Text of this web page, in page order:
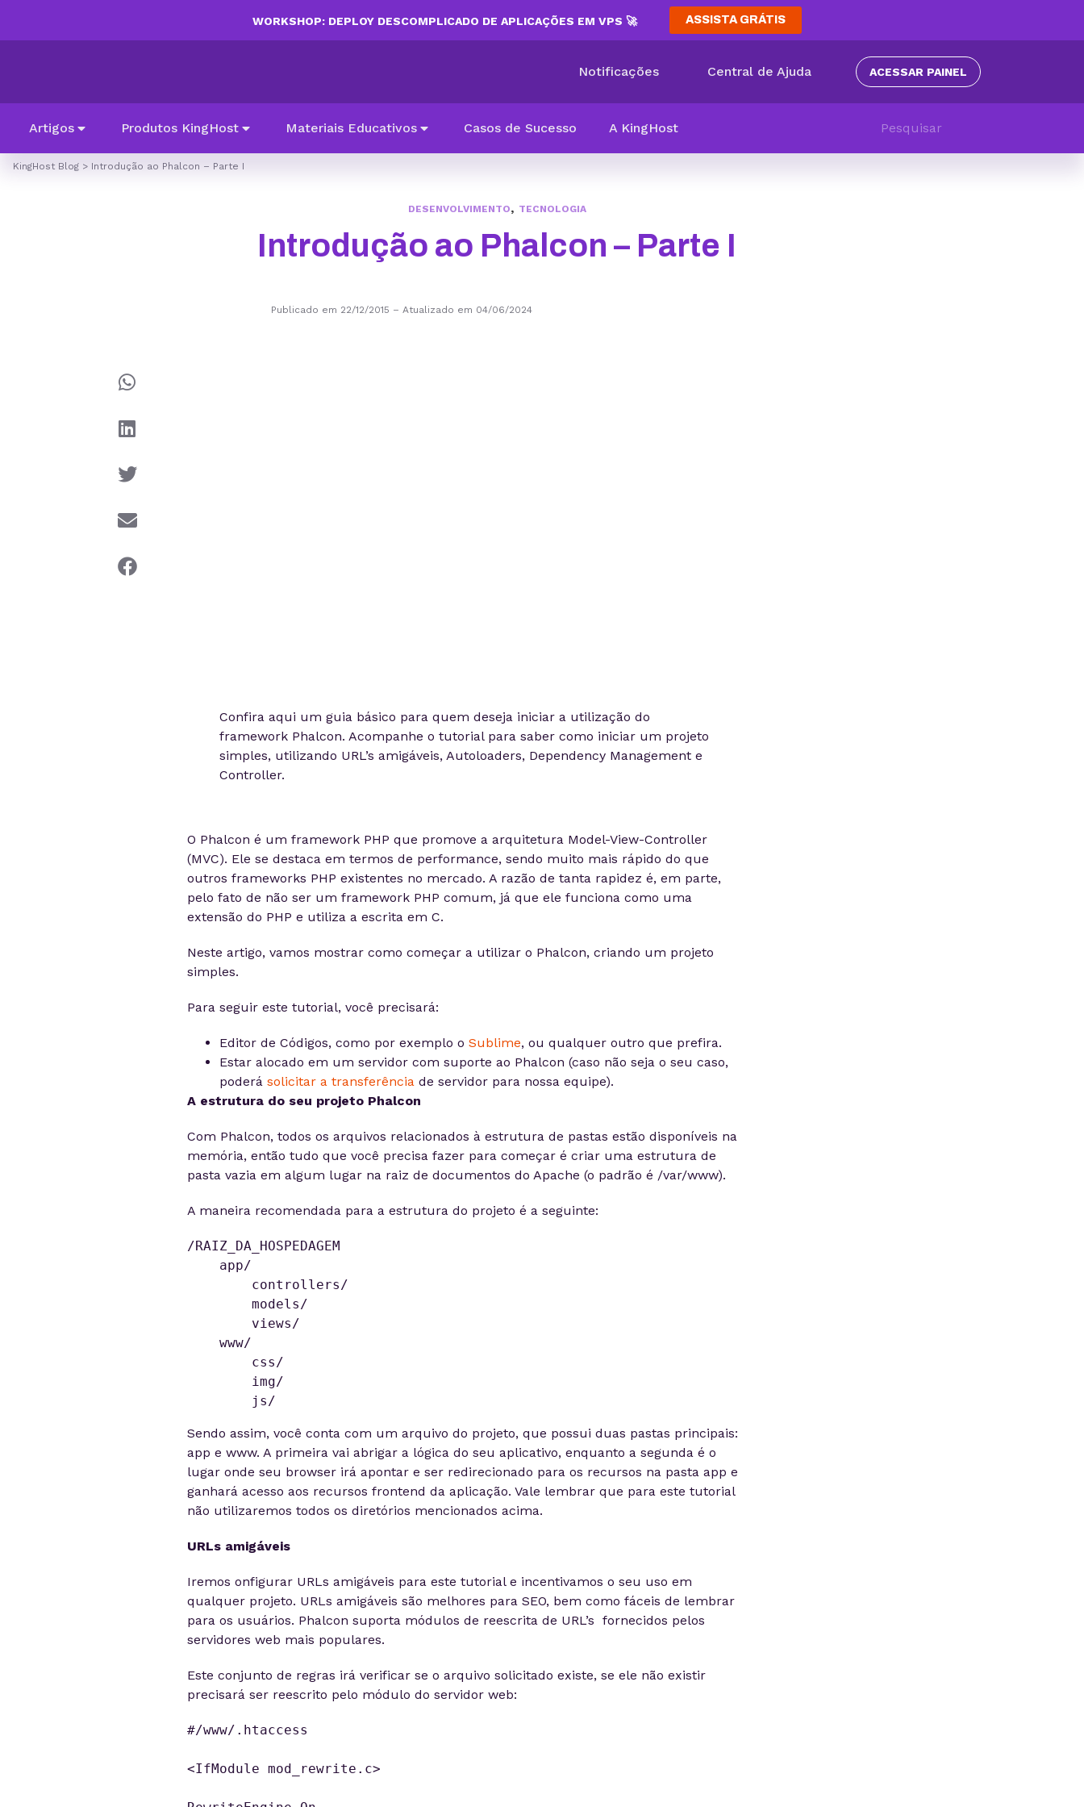
WORKSHOP: DEPLOY DESCOMPLICADO DE APLICAÇÕES EM VPS 🚀 ASSISTA GRÁTIS
Notificações Central de Ajuda ACESSAR PAINEL
Artigos Produtos KingHost Materiais Educativos Casos de Sucesso A KingHost
KingHost Blog > Introdução ao Phalcon – Parte I
DESENVOLVIMENTO, TECNOLOGIA
Introdução ao Phalcon – Parte I
Publicado em 22/12/2015 – Atualizado em 04/06/2024
Confira aqui um guia básico para quem deseja iniciar a utilização do
framework Phalcon. Acompanhe o tutorial para saber como iniciar um projeto
simples, utilizando URL’s amigáveis, Autoloaders, Dependency Management e
Controller.
O Phalcon é um framework PHP que promove a arquitetura Model-View-Controller
(MVC). Ele se destaca em termos de performance, sendo muito mais rápido do que
outros frameworks PHP existentes no mercado. A razão de tanta rapidez é, em parte,
pelo fato de não ser um framework PHP comum, já que ele funciona como uma
extensão do PHP e utiliza a escrita em C.
Neste artigo, vamos mostrar como começar a utilizar o Phalcon, criando um projeto
simples.
Para seguir este tutorial, você precisará:
Editor de Códigos, como por exemplo o Sublime, ou qualquer outro que prefira.
Estar alocado em um servidor com suporte ao Phalcon (caso não seja o seu caso,
poderá solicitar a transferênciade servidor para nossa equipe).
A estrutura do seu projeto Phalcon
Com Phalcon, todos os arquivos relacionados à estrutura de pastas estão disponíveis na
memória, então tudo que você precisa fazer para começar é criar uma estrutura de
pasta vazia em algum lugar na raiz de documentos do Apache (o padrão é /var/www).
A maneira recomendada para a estrutura do projeto é a seguinte:
/RAIZ_DA_HOSPEDAGEM
        js/
Sendo assim, você conta com um arquivo do projeto, que possui duas pastas principais:
app e www. A primeira vai abrigar a lógica do seu aplicativo, enquanto a segunda é o
lugar onde seu browser irá apontar e ser redirecionado para os recursos na pasta app e
ganhará acesso aos recursos frontend da aplicação. Vale lembrar que para este tutorial
não utilizaremos todos os diretórios mencionados acima.
URLs amigáveis
Iremos onfigurar URLs amigáveis para este tutorial e incentivamos o seu uso em
qualquer projeto. URLs amigáveis são melhores para SEO, bem como fáceis de lembrar
para os usuários. Phalcon suporta módulos de reescrita de URL’s fornecidos pelos
servidores web mais populares.
Este conjunto de regras irá verificar se o arquivo solicitado existe, se ele não existir
precisará ser reescrito pelo módulo do servidor web:
#/www/.htaccess
<IfModule mod_rewrite.c>